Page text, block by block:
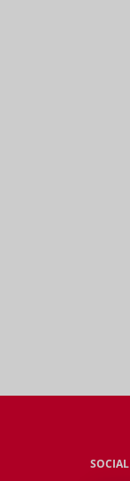
SOCIAL